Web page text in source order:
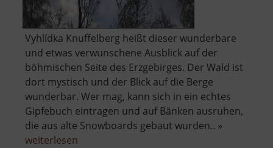
Vyhlídka Knuffelberg heißt dieser wunderbare
und etwas verwunschene Ausblick auf der
böhmischen Seite des Erzgebirges. Der Wald ist
dort mystisch und der Blick auf die Berge
wunderbar. Wer mag, kann sich in ein echtes
Gipfebuch eintragen und auf Bänken ausruhen,
die aus alte Snowboards gebaut wurden.. »
weiterlesen